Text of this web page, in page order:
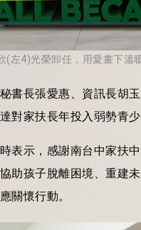
(左4)光榮卸任，用愛畫下溫
書長張愛惠、資訊長胡
對家扶長年投入弱勢青
表示，感謝南台中家扶
助孩子脫離困境、重建
關懷行動。